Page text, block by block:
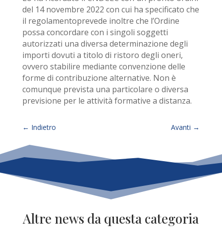
del 14 novembre 2022 con cui ha specificato che
il regolamentoprevede inoltre che l’Ordine
possa concordare con i singoli soggetti
autorizzati una diversa determinazione degli
importi dovuti a titolo di ristoro degli oneri,
ovvero stabilire mediante convenzione delle
forme di contribuzione alternative. Non è
comunque prevista una particolare o diversa
previsione per le attività formative a distanza.
← Indietro Avanti →
Altre news da questa categoria